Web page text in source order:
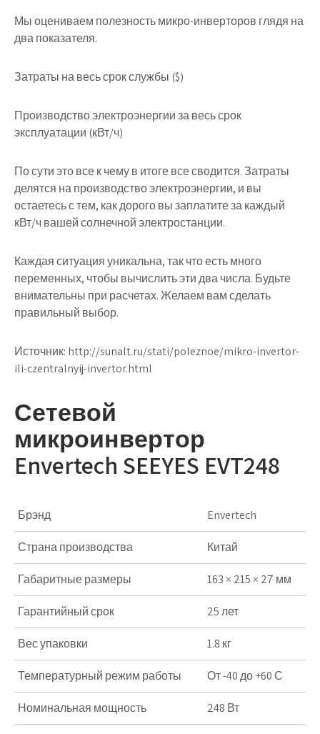
Мы оцениваем полезность микро-инверторов глядя на
два показателя.
Затраты на весь срок службы ($)
Производство электроэнергии за весь срок
эксплуатации (кВт/ч)
По сути это все к чему в итоге все сводится. Затраты
делятся на производство электроэнергии, и вы
остаетесь с тем, как дорого вы заплатите за каждый
кВт/ч вашей солнечной электростанции.
Каждая ситуация уникальна, так что есть много
переменных, чтобы вычислить эти два числа. Будьте
внимательны при расчетах. Желаем вам сделать
правильный выбор.
Источник: http://sunalt.ru/stati/poleznoe/mikro-invertor-
ili-czentralnyij-invertor.html
Сетевой
микроинвертор
Envertech SEEYES EVT248
Брэнд Envertech
Страна производства Китай
Габаритные размеры 163 × 215 × 27 мм
Гарантийный срок 25 лет
Вес упаковки 1.8 кг
Температурный режим работы От -40 до +60 С
Номинальная мощность 248 Вт